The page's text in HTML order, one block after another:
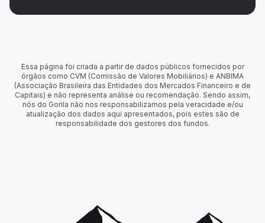
Essa página foi criada a partir de dados públicos fornecidos por
órgãos como CVM (Comissão de Valores Mobiliários) e ANBIMA
(Associação Brasileira das Entidades dos Mercados Financeiro e de
Capitais) e não representa análise ou recomendação. Sendo assim,
nós do Gorila não nos responsabilizamos pela veracidade e/ou
atualização dos dados aqui apresentados, pois estes são de
responsabilidade dos gestores dos fundos.